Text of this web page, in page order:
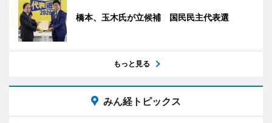
橋本、玉木氏が立候補 国民民主代表選
もっと見る
みん経トピックス